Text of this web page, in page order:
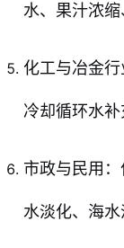
水、果汁浓缩
化工与冶金行
冷却循环水补
市政与民用
水淡化、海水